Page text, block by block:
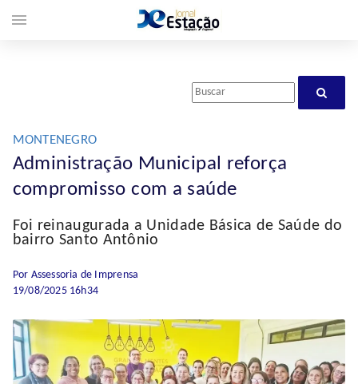
MONTENEGRO
Administração Municipal reforça
compromisso com a saúde
Foi reinaugurada a Unidade Básica de Saúde do
bairro Santo Antônio
Por Assessoria de Imprensa
19/08/2025 16h34
menu